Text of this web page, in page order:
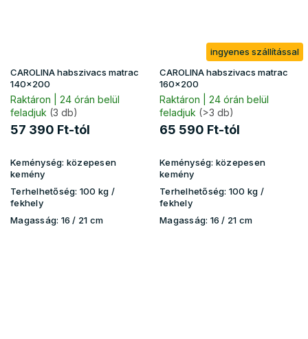
CAROLINA habszivacs matrac
140x200
Raktáron | 24 órán belül
feladjuk (3 db)
57 390 Ft-tól
Keménység: közepesen
kemény
Terhelhetőség: 100 kg​​​​ /
fekhely
Magasság: 16 / 21 cm
ingyenes szállítással
CAROLINA habszivacs matrac
160x200
Raktáron | 24 órán belül
feladjuk (>3 db)
65 590 Ft-tól
Keménység: közepesen
kemény
Terhelhetőség: 100 kg ​​​​/
fekhely
Magasság: 16 / 21 cm